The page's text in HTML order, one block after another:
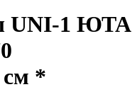
UNI-1 ЮТА
см *